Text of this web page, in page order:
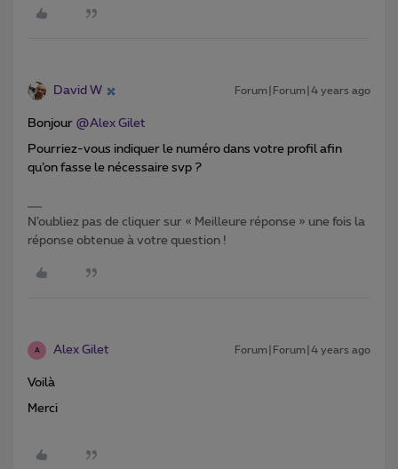
David W Forum|Forum|4 years ago
Bonjour @Alex Gilet
Pourriez-vous indiquer le numéro dans votre profil afin
qu’on fasse le nécessaire svp ?
N’oubliez pas de cliquer sur « Meilleure réponse » une fois la
réponse obtenue à votre question !
A Alex Gilet Forum|Forum|4 years ago
Voilà
Merci